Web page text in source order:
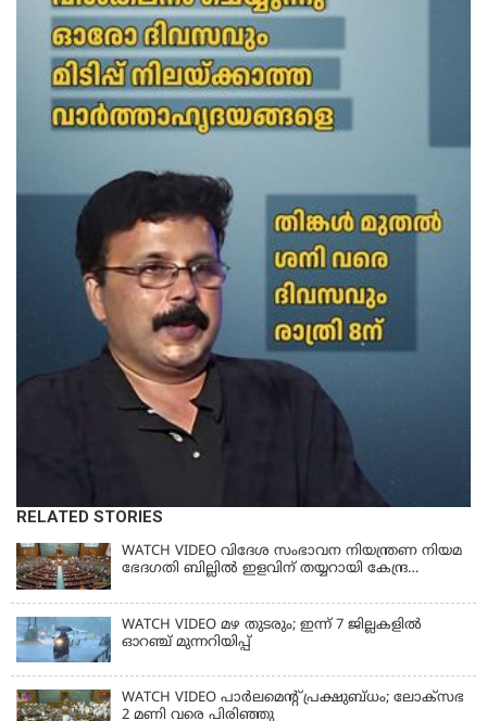
RELATED STORIES
WATCH VIDEO വിദേശ സംഭാവന നിയന്ത്രണ നിയമ
ഭേദഗതി ബില്ലില്‍ ഇളവിന് തയ്യറായി കേന്ദ്ര
WATCH VIDEO മഴ തുടരും; ഇന്ന് 7 ജില്ലകളിൽ
ഓറഞ്ച് മുന്നറിയിപ്പ്
WATCH VIDEO പാർലമെൻ്റ് പ്രക്ഷുബ്ധം; ലോക്സഭ
2 മണി വരെ പിരിഞ്ഞു